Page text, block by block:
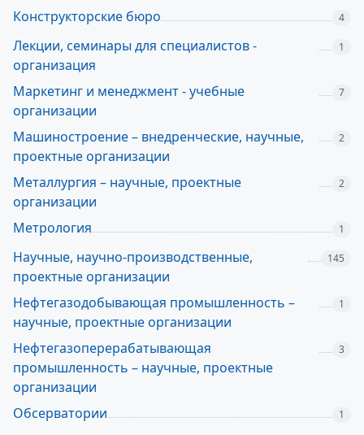
Конструкторские бюро 4
Лекции, семинары для специалистов -
организация
1
Маркетинг и менеджмент - учебные
организации
7
Машиностроение – внедренческие, научные,
проектные организации
2
Металлургия – научные, проектные
организации
2
Метрология 1
Научные, научно-производственные,
проектные организации
145
Нефтегазодобывающая промышленность –
научные, проектные организации
1
Нефтегазоперерабатывающая
промышленность – научные, проектные
организации
3
Обсерватории 1